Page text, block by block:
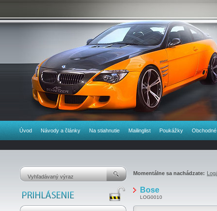
Úvod Návody a články Na stiahnutie Mailinglist Poukážky
Momentálne sa nachádzate:
Bose
LOG0010